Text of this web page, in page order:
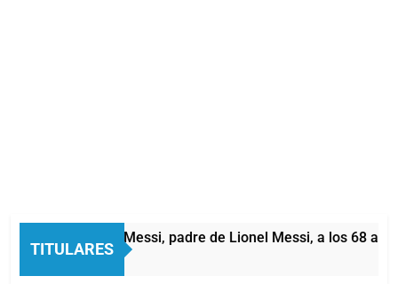
TITULARES
Murió Jorge Messi, padre de Lionel Messi, a los 68 años
45 Minutos Atrás